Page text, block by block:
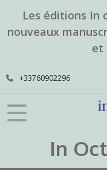
Les éditions In
nouveaux
et
+33760902296
In